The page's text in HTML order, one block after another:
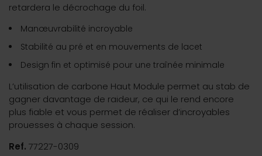
retardera le décrochage du foil.
Manœuvrabilité incroyable
Stabilité au pré et en mouvements de lacet
Design fin et optimisé pour une traînée minimale
L’utilisation de carbone Haut Module permet au stab de
gagner davantage de raideur, ce qui le rend encore
plus fiable et vous permet de réaliser d’incroyables
prouesses à chaque session.
Ref. 77227-0309